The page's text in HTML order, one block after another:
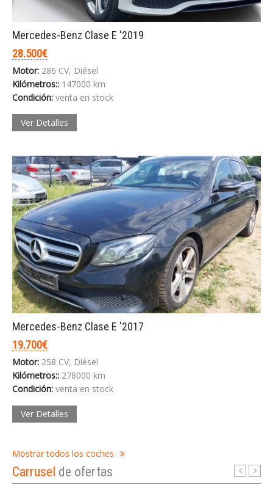
Mercedes-Benz Clase E '2019
28.500€
Motor: 286 CV, Diésel
Kilómetros:: 147000 km
Condición: venta en stock
Ver Detalles
Mercedes-Benz Clase E '2017
19.700€
Motor: 258 CV, Diésel
Kilómetros:: 278000 km
Condición: venta en stock
Ver Detalles
Mostrar todos los coches
Carrusel de ofertas